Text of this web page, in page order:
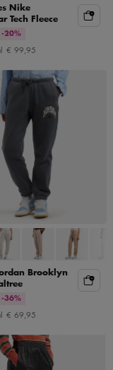
Nike
Tech Fleece
-20%
€ 99,95
Brooklyn
-36%
€ 69,95